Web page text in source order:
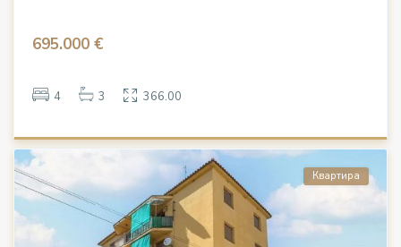
695.000 €
4 3 366.00
Квартира